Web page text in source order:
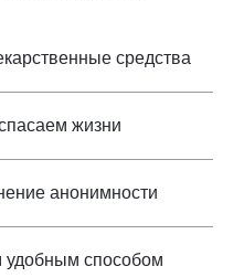
средства
жизни
анонимности
удобным способом